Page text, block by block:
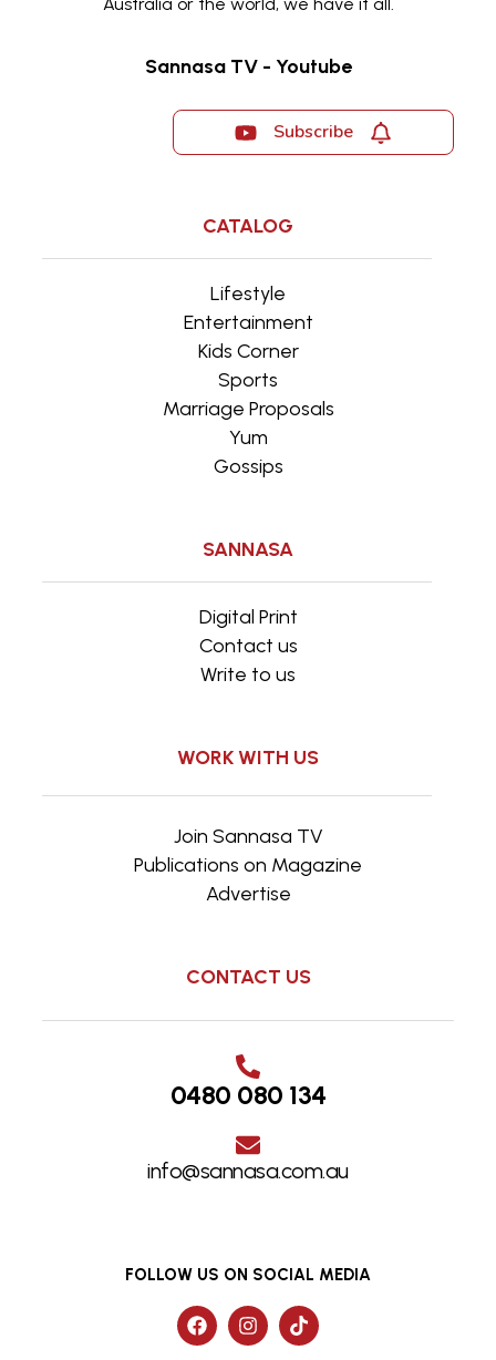
Sannasa TV - Youtube
Subscribe
CATALOG
Lifestyle
Entertainment
Kids Corner
Sports
Marriage Proposals
Yum
Gossips
SANNASA
Digital Print
Contact us
Write to us
WORK WITH US
Join Sannasa TV
Publications on Magazine
Advertise
CONTACT US
0480 080 134
info@sannasa.com.au
FOLLOW US ON SOCIAL MEDIA